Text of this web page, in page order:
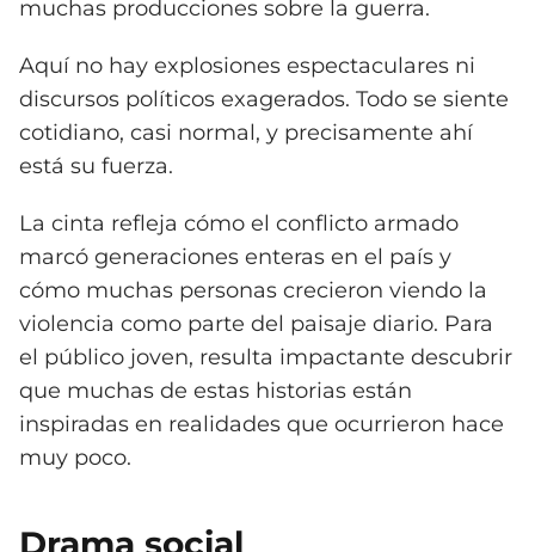
muchas producciones sobre la guerra.
Aquí no hay explosiones espectaculares ni
discursos políticos exagerados. Todo se siente
cotidiano, casi normal, y precisamente ahí
está su fuerza.
La cinta refleja cómo el conflicto armado
marcó generaciones enteras en el país y
cómo muchas personas crecieron viendo la
violencia como parte del paisaje diario. Para
el público joven, resulta impactante descubrir
que muchas de estas historias están
inspiradas en realidades que ocurrieron hace
muy poco.